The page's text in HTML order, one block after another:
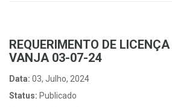
REQUERIMENTO DE
VANJA 03-07-24
Data: 03, Julho, 2024
Status: Publicado